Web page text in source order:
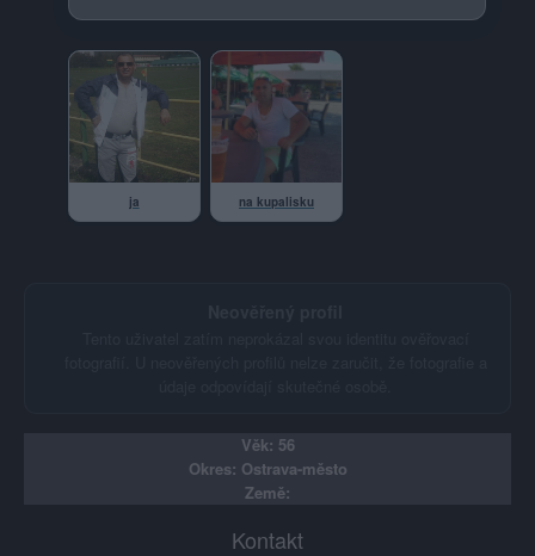
ja na kupalisku
Věk: 56
Okres: Ostrava-město
Země:
Kontakt